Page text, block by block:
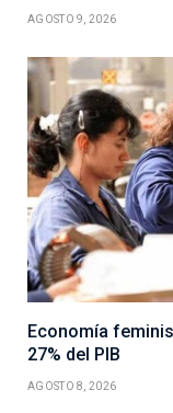
AGOSTO 9, 2026
Economía
27% del PIB
AGOSTO 8, 2026